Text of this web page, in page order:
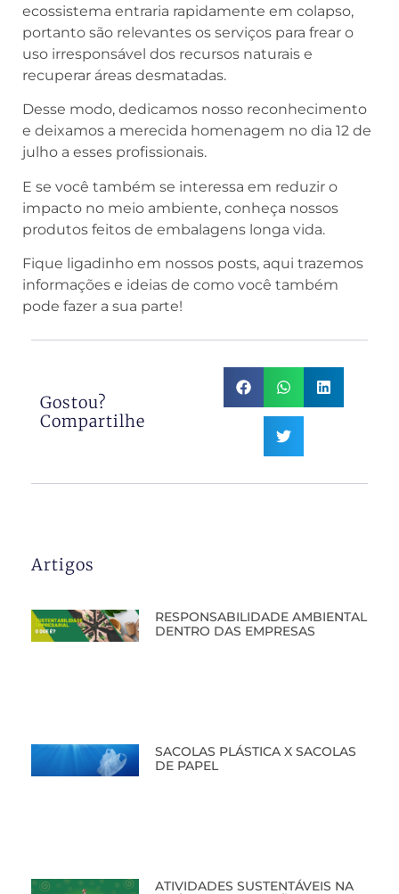
ecossistema entraria rapidamente em colapso,
portanto são relevantes os serviços para frear o
uso irresponsável dos recursos naturais e
recuperar áreas desmatadas.
Desse modo, dedicamos nosso reconhecimento
e deixamos a merecida homenagem no dia 12 de
julho a esses profissionais.
E se você também se interessa em reduzir o
impacto no meio ambiente, conheça nossos
produtos feitos de embalagens longa vida.
Fique ligadinho em nossos posts, aqui trazemos
informações e ideias de como você também
pode fazer a sua parte!
Gostou?
Compartilhe
Artigos
RESPONSABILIDADE AMBIENTAL
DENTRO DAS EMPRESAS
SACOLAS PLÁSTICA X SACOLAS
DE PAPEL
ATIVIDADES SUSTENTÁVEIS NA